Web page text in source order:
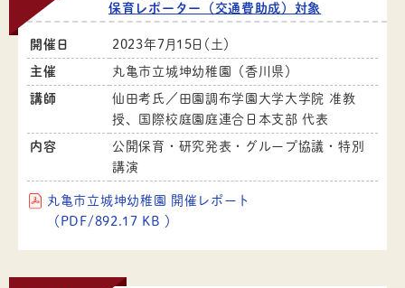
保育レポーター（交通費助成）対象
開催日 2023年7月15日（土）
主催 丸亀市立城坤幼稚園（香川県）
講師
仙田考氏／田園調布学園大学大学院 准教
授、国際校庭園庭連合日本支部 代表
内容
公開保育・研究発表・グループ協議・特別
講演
丸亀市立城坤幼稚園 開催レポート
（PDF/892.17 KB ）